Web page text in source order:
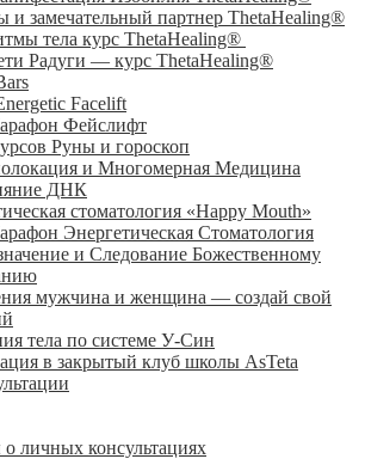
и замечательный партнер ThetaHealing®
тела курс ThetaHealing®
Радуги — курс ThetaHealing®
Facelift
Фейслифт
Руны и гороскоп
и Многомерная Медицина
ДНК
стоматология «Happy Mouth»
Энергетическая Cтоматология
и Следование Божественному
мужчина и женщина — создай свой
тела по системе У-Син
в закрытый клуб школы AsTeta
личных консультациях